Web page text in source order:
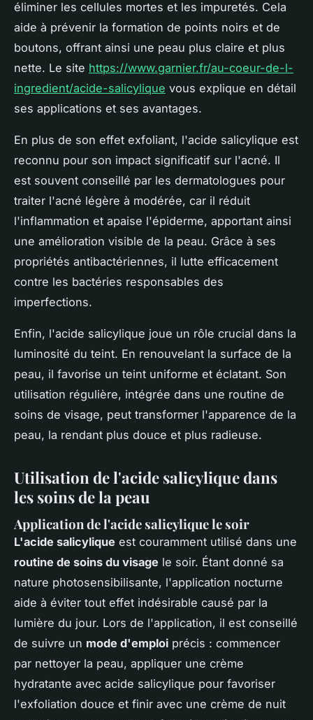
éliminer les cellules mortes et les impuretés. Cela
aide à prévenir la formation de points noirs et de
boutons, offrant ainsi une peau plus claire et plus
nette. Le site https://www.garnier.fr/au-coeur-de-l-
ingredient/acide-salicylique vous explique en détail
ses applications et ses avantages.
En plus de son effet exfoliant, l'acide salicylique est
reconnu pour son impact significatif sur l'acné. Il
est souvent conseillé par les dermatologues pour
traiter l'acné légère à modérée, car il réduit
l'inflammation et apaise l'épiderme, apportant ainsi
une amélioration visible de la peau. Grâce à ses
propriétés antibactériennes, il lutte efficacement
contre les bactéries responsables des
imperfections.
Enfin, l'acide salicylique joue un rôle crucial dans la
luminosité du teint. En renouvelant la surface de la
peau, il favorise un teint uniforme et éclatant. Son
utilisation régulière, intégrée dans une routine de
soins de visage, peut transformer l'apparence de la
peau, la rendant plus douce et plus radieuse.
Utilisation de l'acide salicylique dans
les soins de la peau
Application de l'acide salicylique le soir
L'acide salicylique est couramment utilisé dans une
routine de soins du visage le soir. Étant donné sa
nature photosensibilisante, l'application nocturne
aide à éviter tout effet indésirable causé par la
lumière du jour. Lors de l'application, il est conseillé
de suivre un mode d'emploi précis : commencer
par nettoyer la peau, appliquer une crème
hydratante avec acide salicylique pour favoriser
l'exfoliation douce et finir avec une crème de nuit